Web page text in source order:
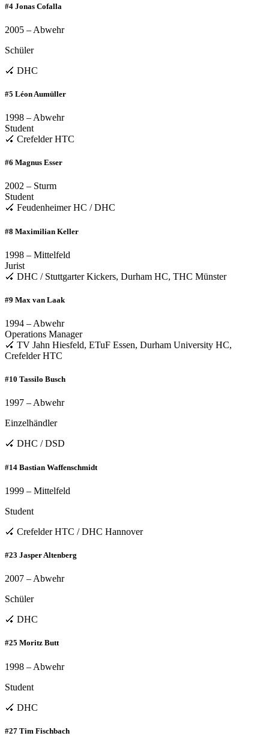
#4 Jonas Cofalla
2005 – Abwehr
Schüler
🏑 DHC
#5 Léon Aumüller
1998 – Abwehr
Student
🏑 Crefelder HTC
#6 Magnus Esser
2002 – Sturm
Student
🏑 Feudenheimer HC / DHC
#8 Maximilian Keller
1998 – Mittelfeld
Jurist
🏑 DHC / Stuttgarter Kickers, Durham HC, THC Münster
#9 Max van Laak
1994 – Abwehr
Operations Manager
🏑 TV Jahn Hiesfeld, ETuF Essen, Durham University HC,
Crefelder HTC
#10 Tassilo Busch
1997 – Abwehr
Einzelhändler
🏑 DHC / DSD
#14 Bastian Waffenschmidt
1999 – Mittelfeld
Student
🏑 Crefelder HTC / DHC Hannover
#23 Jasper Altenberg
2007 – Abwehr
Schüler
🏑 DHC
#25 Moritz Butt
1998 – Abwehr
Student
🏑 DHC
#27 Tim Fischbach